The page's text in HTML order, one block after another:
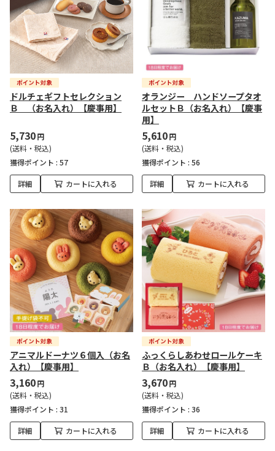
ドルチェギフトセレクション
Ｂ （お名入れ）【慶事用】
5,730円
(送料・税込)
獲得ポイント : 57
詳細 カートに入れる
オランジー ハンドソープタオ
ルセットＢ（お名入れ）【慶事
用】
5,610円
(送料・税込)
獲得ポイント : 56
詳細 カートに入れる
アニマルドーナツ６個入（お名
入れ）【慶事用】
3,160円
(送料・税込)
獲得ポイント : 31
詳細 カートに入れる
ふっくらしあわせロールケーキ
Ｂ（お名入れ）【慶事用】
3,670円
(送料・税込)
獲得ポイント : 36
詳細 カートに入れる